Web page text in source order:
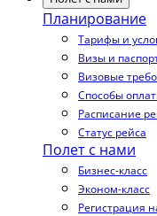
Планирование
Тарифы и
Визы и
Визовые
Способы
Расписание
Статус рейса
Полет с нами
Бизнес-класс
Эконом-класс
Регистрация